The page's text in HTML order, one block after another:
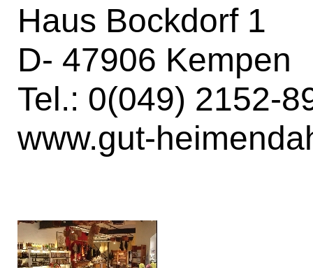
Haus Bockdorf 1
D- 47906 Kempen
Tel.: 0(049) 2152-
www.gut-